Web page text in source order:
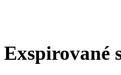
Exspirované